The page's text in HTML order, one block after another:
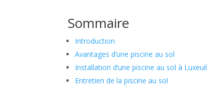
Sommaire
Introduction
Avantages d’une piscine au sol
Installation d’une piscine au sol à Luxeuil
Entretien de la piscine au sol